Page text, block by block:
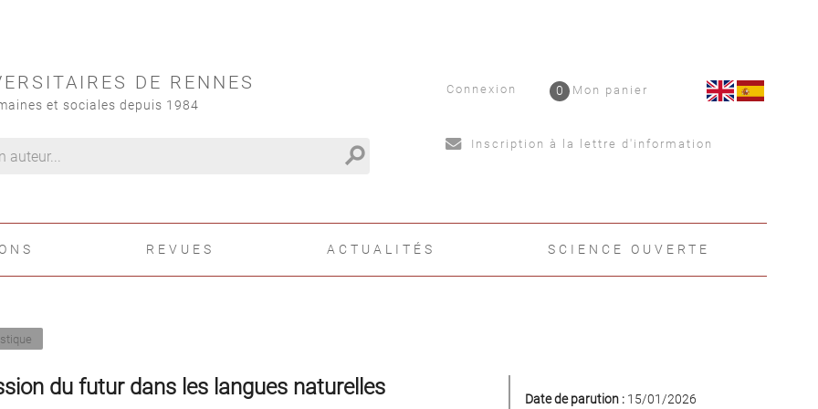
DE RENNES
et sociales depuis 1984
search
Connexion Mon panier
0
Inscription à la lettre d'information
REVUES ACTUALITÉS SCIENCE OUVERTE
du futur dans les langues naturelles Date de parution :15/01/2026